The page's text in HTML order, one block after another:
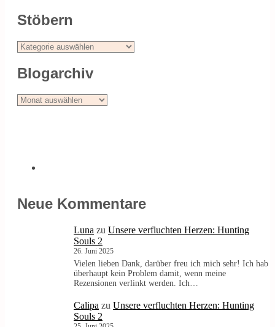
Stöbern
Stöbern
Blogarchiv
Blogarchiv
Neue Kommentare
Luna zu Unsere verfluchten Herzen: Hunting
Souls 2
26. Juni 2025
Vielen lieben Dank, darüber freu ich mich sehr! Ich hab
überhaupt kein Problem damit, wenn meine
Rezensionen verlinkt werden. Ich…
Calipa zu Unsere verfluchten Herzen: Hunting
Souls 2